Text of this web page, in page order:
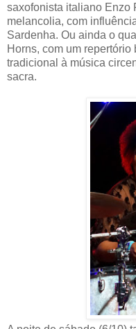
saxofonista italiano Enzo
melancolia, com
Sardenha. Ou ainda o
Horns, com um
tradicional à música
sacra.